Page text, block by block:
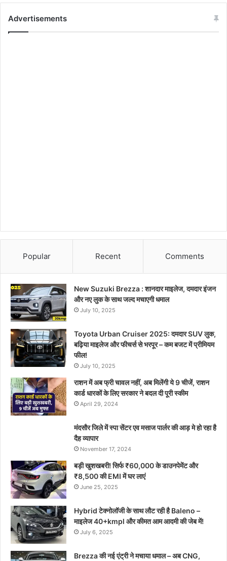
Advertisements
Popular Recent Comments
New Suzuki Brezza : शानदार माइलेज, दमदार इंजन
और नए लुक के साथ जल्द मचाएगी धमाल
July 10, 2025
Toyota Urban Cruiser 2025: दमदार SUV लुक,
बढ़िया माइलेज और फीचर्स से भरपूर – कम बजट में प्रीमियम
फील!
July 10, 2025
राशन में अब फ्री चावल नहीं, अब मिलेंगी ये 9 चीजें, राशन
कार्ड धारकों के लिए सरकार ने बदल दी पूरी स्कीम
April 29, 2024
मंदसौर जिले में स्पा सेंटर एव मसाज पार्लर की आड़ मे हो रहा है
दैह व्यापार
November 17, 2024
बड़ी खुशखबरी! सिर्फ ₹60,000 के डाउनपेमेंट और
₹8,500 की EMI में घर लाएं
June 25, 2025
Hybrid टेक्नोलॉजी के साथ लौट रही है Baleno –
माइलेज 40+kmpl और कीमत आम आदमी की जेब में!
July 6, 2025
Brezza की नई एंट्री ने मचाया धमाल – अब CNG,